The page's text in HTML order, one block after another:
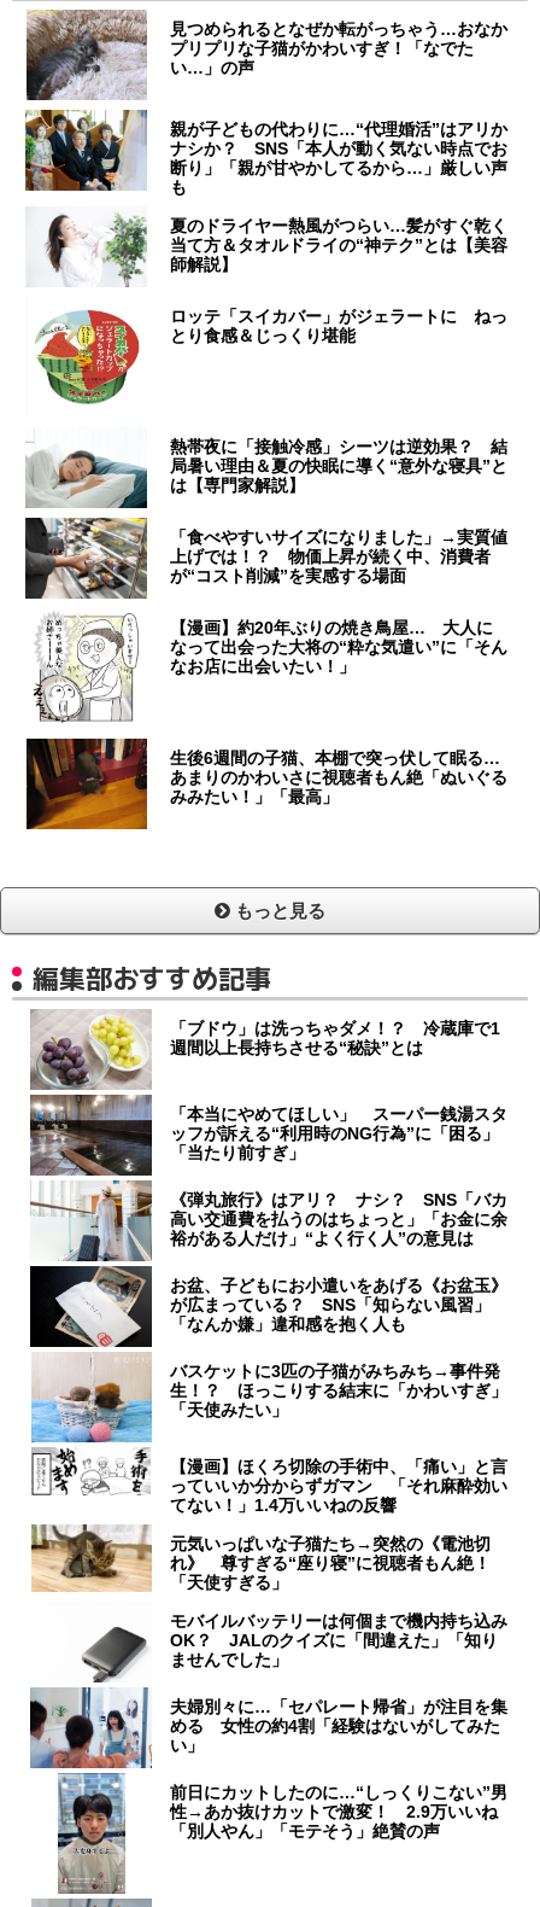
見つめられるとなぜか転がっちゃう…おなか
プリプリな子猫がかわいすぎ！「なでた
い…」の声
親が子どもの代わりに…“代理婚活”はアリか
ナシか？ SNS「本人が動く気ない時点でお
断り」「親が甘やかしてるから…」厳しい声
も
夏のドライヤー熱風がつらい…髪がすぐ乾く
当て方＆タオルドライの“神テク”とは【美容
師解説】
ロッテ「スイカバー」がジェラートに ねっ
とり食感＆じっくり堪能
熱帯夜に「接触冷感」シーツは逆効果？ 結
局暑い理由＆夏の快眠に導く“意外な寝具”と
は【専門家解説】
「食べやすいサイズになりました」→実質値
上げでは！？ 物価上昇が続く中、消費者
が“コスト削減”を実感する場面
【漫画】約20年ぶりの焼き鳥屋… 大人に
なって出会った大将の“粋な気遣い”に「そん
なお店に出会いたい！」
生後6週間の子猫、本棚で突っ伏して眠る…
あまりのかわいさに視聴者もん絶「ぬいぐる
みみたい！」「最高」
もっと見る
編集部おすすめ記事
「ブドウ」は洗っちゃダメ！？ 冷蔵庫で1
週間以上長持ちさせる“秘訣”とは
「本当にやめてほしい」 スーパー銭湯スタ
ッフが訴える“利用時のNG行為”に「困る」
「当たり前すぎ」
《弾丸旅行》はアリ？ ナシ？ SNS「バカ
高い交通費を払うのはちょっと」「お金に余
裕がある人だけ」“よく行く人”の意見は
お盆、子どもにお小遣いをあげる《お盆玉》
が広まっている？ SNS「知らない風習」
「なんか嫌」違和感を抱く人も
バスケットに3匹の子猫がみちみち→事件発
生！？ ほっこりする結末に「かわいすぎ」
「天使みたい」
【漫画】ほくろ切除の手術中、「痛い」と言
っていいか分からずガマン 「それ麻酔効い
てない！」1.4万いいねの反響
元気いっぱいな子猫たち→突然の《電池切
れ》 尊すぎる“座り寝”に視聴者もん絶！
「天使すぎる」
モバイルバッテリーは何個まで機内持ち込み
OK？ JALのクイズに「間違えた」「知り
ませんでした」
夫婦別々に…「セパレート帰省」が注目を集
める 女性の約4割「経験はないがしてみた
い」
前日にカットしたのに…“しっくりこない”男
性→あか抜けカットで激変！ 2.9万いいね
「別人やん」「モテそう」絶賛の声